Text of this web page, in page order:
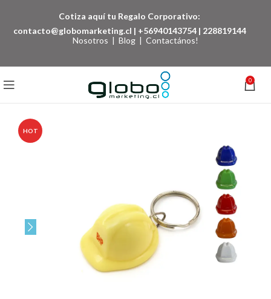
Cotiza aquí tu Regalo Corporativo:
contacto@globomarketing.cl | +56940143754 | 228819144
Nosotros | Blog | Contactános!
0
HOT